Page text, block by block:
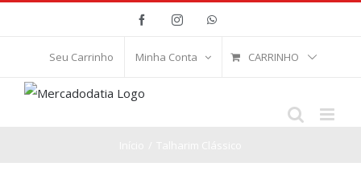
conteúdo
FacebookInstagramWhatsApp
Seu Carrinho Minha Conta CARRINHO